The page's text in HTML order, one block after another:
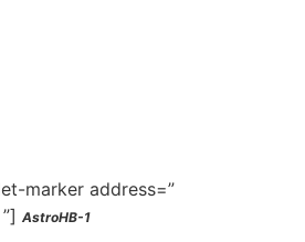
marker address=”
AstroHB-1